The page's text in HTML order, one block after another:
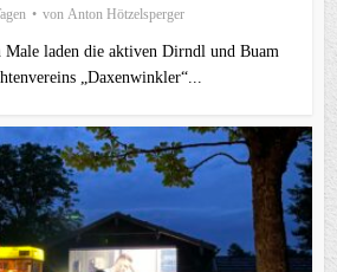
von Anton Hötzelsperger
Male laden die aktiven Dirndl und Buam
„Daxenwinkler“...